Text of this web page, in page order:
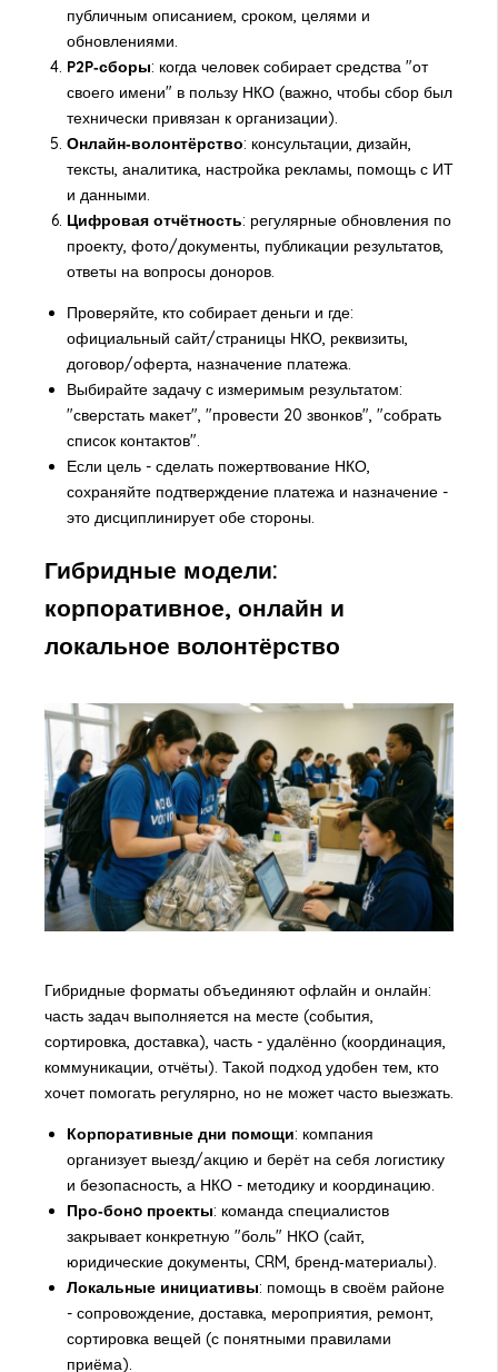
публичным описанием, сроком, целями и
обновлениями.
P2P‑сборы: когда человек собирает средства "от
своего имени" в пользу НКО (важно, чтобы сбор был
технически привязан к организации).
Онлайн‑волонтёрство: консультации, дизайн,
тексты, аналитика, настройка рекламы, помощь с ИТ
и данными.
Цифровая отчётность: регулярные обновления по
проекту, фото/документы, публикации результатов,
ответы на вопросы доноров.
Проверяйте, кто собирает деньги и где:
официальный сайт/страницы НКО, реквизиты,
договор/оферта, назначение платежа.
Выбирайте задачу с измеримым результатом:
"сверстать макет", "провести 20 звонков", "собрать
список контактов".
Если цель - сделать пожертвование НКО,
сохраняйте подтверждение платежа и назначение -
это дисциплинирует обе стороны.
Гибридные модели:
корпоративное, онлайн и
локальное волонтёрство
Гибридные форматы объединяют офлайн и онлайн:
часть задач выполняется на месте (события,
сортировка, доставка), часть - удалённо (координация,
коммуникации, отчёты). Такой подход удобен тем, кто
хочет помогать регулярно, но не может часто выезжать.
Корпоративные дни помощи: компания
организует выезд/акцию и берёт на себя логистику
и безопасность, а НКО - методику и координацию.
Про‑бонo проекты: команда специалистов
закрывает конкретную "боль" НКО (сайт,
юридические документы, CRM, бренд‑материалы).
Локальные инициативы: помощь в своём районе
- сопровождение, доставка, мероприятия, ремонт,
сортировка вещей (с понятными правилами
приёма).